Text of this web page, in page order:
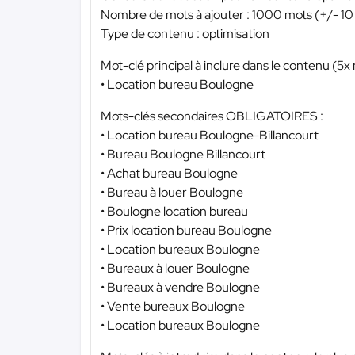
Nombre de mots à ajouter : 1000 mots (+/- 10
Type de contenu : optimisation
Mot-clé principal à inclure dans le contenu (5x
• Location bureau Boulogne
Mots-clés secondaires OBLIGATOIRES :
• Location bureau Boulogne-Billancourt
• Bureau Boulogne Billancourt
• Achat bureau Boulogne
• Bureau à louer Boulogne
• Boulogne location bureau
• Prix location bureau Boulogne
• Location bureaux Boulogne
• Bureaux à louer Boulogne
• Bureaux à vendre Boulogne
• Vente bureaux Boulogne
• Location bureaux Boulogne